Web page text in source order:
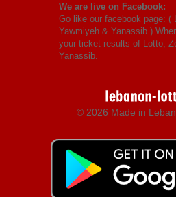
We are live on Facebook:
Go like our facebook page: (
Yawmiyeh & Yanassib )
your ticket results of Lotto,
Yanassib.
© 2026 Made in